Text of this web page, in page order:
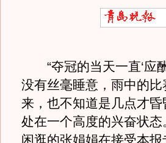
“夺冠的当天一直‘应
没有丝毫睡意，雨中的
来，也不知道是几点才
处在一个高度的兴奋状
闲逛的张娟娟在接受本报